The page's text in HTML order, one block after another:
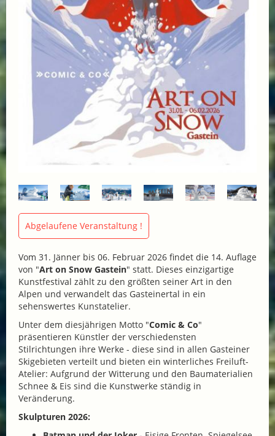
Abgelaufene Veranstaltung !
Vom 31. Jänner bis 06. Februar 2026 findet die 14. Auflage
von "Art on Snow Gastein" statt. Dieses einzigartige
Kunstfestival zählt zu den größten seiner Art in den
Alpen und verwandelt das Gasteinertal in ein
sehenswertes Kunstatelier.
Unter dem diesjährigen Motto "Comic & Co"
präsentieren Künstler der verschiedensten
Stilrichtungen ihre Werke - diese sind in allen Gasteiner
Skigebieten verteilt und bieten ein winterliches Freiluft-
Atelier: Aufgrund der Witterung und den Baumaterialien
Schnee & Eis sind die Kunstwerke ständig in
Veränderung.
Skulpturen 2026: